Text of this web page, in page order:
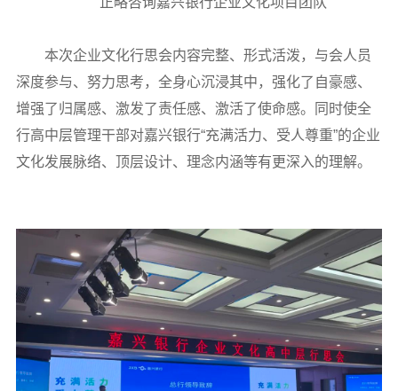
本次企业文化行思会内容完整、形式活泼，与会人员
深度参与、努力思考，全身心沉浸其中，强化了自豪感、
增强了归属感、激发了责任感、激活了使命感。同时使全
行高中层管理干部对嘉兴银行“充满活力、受人尊重”的企业
文化发展脉络、顶层设计、理念内涵等有更深入的理解。